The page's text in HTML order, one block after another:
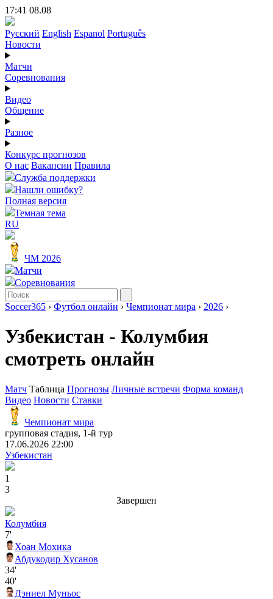
17:41 08.08
Русский English Espanol Português
Новости
Матчи
Соревнования
Видео
Общение
Разное
Конкурс прогнозов
О нас Вакансии Правила
Служба поддержки
Нашли ошибку?
Полная версия
Темная тема
RU
ЧМ 2026
Матчи
Соревнования
Soccer365 › Футбол онлайн › Чемпионат мира › 2026 ›
Узбекистан - Колумбия
смотреть онлайн
Матч Таблица Прогнозы Личные встречи Форма команд
Видео Новости Ставки
Чемпионат мира
групповая стадия, 1-й тур
17.06.2026 22:00
Узбекистан
1
3
Завершен
Колумбия
7'
Хоан Мохика
Абдукодир Хусанов
34'
40'
Дэниел Муньос